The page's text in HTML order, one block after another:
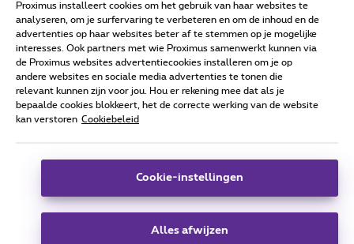
Forumvoorwaarden Accessibility statement
Alle rechten voorbehouden. © Proximus
Algemene voorwaarden, consumenteninfo
Deze website is gecreëerd en wordt beheerd conform het
Koning Albert II-laan 27 - B-1030 Brussel.
Proximus installeert cookies om het gebruik van haar websites te
analyseren, om je surfervaring te verbeteren en om de inhoud en de
advertenties op haar websites beter af te stemmen op je mogelijke
interesses. Ook partners met wie Proximus samenwerkt kunnen via
de Proximus websites advertentiecookies installeren om je op
andere websites en sociale media advertenties te tonen die
relevant kunnen zijn voor jou. Hou er rekening mee dat als je
bepaalde cookies blokkeert, het de correcte werking van de website
kan verstoren Cookiebeleid
Cookie-instellingen
Alles afwijzen